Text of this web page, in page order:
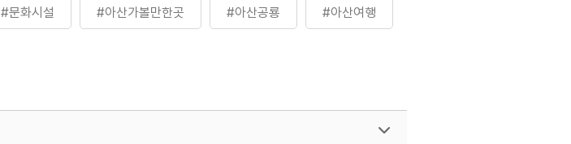
#문화시설 #아산가볼만한곳 #아산공룡 #아산여행